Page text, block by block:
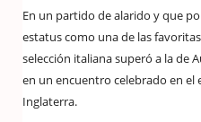
En un partido de alarido y que
estatus como una de las
selección italiana superó a la de
en un encuentro celebrado en el
Inglaterra.